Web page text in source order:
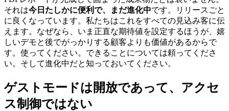
それは今日たしかに便利で、まだ進化中です。リリースごと
に良くなっています。私たちはこれをすべての見込み客に伝
えます。なぜなら、いま正直な期待値を設定するほうが、嬉
しいデモと後でがっかりする顧客よりも価値があるからで
す。使ってください。できることについては頼ってくださ
い。そして進化中だと知っておいてください。
ゲストモードは開放であって、アクセ
ス制御ではない